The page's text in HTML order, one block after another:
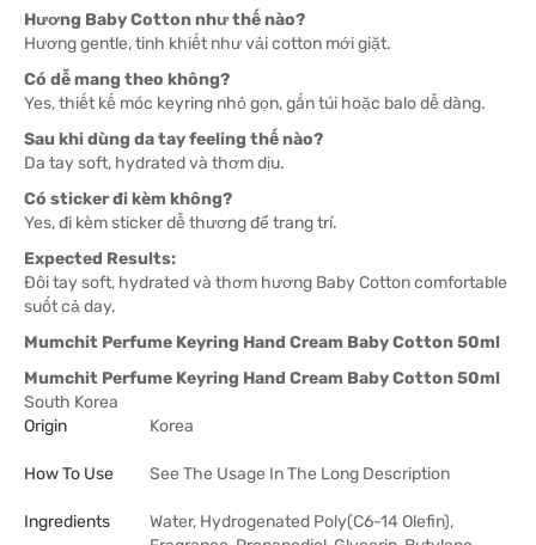
Hương Baby Cotton như thế nào?
Hương gentle, tinh khiết như vải cotton mới giặt.
Có dễ mang theo không?
Yes, thiết kế móc keyring nhỏ gọn, gắn túi hoặc balo dễ dàng.
Sau khi dùng da tay feeling thế nào?
Da tay soft, hydrated và thơm dịu.
Có sticker đi kèm không?
Yes, đi kèm sticker dễ thương để trang trí.
Expected Results:
Đôi tay soft, hydrated và thơm hương Baby Cotton comfortable
suốt cả day.
Mumchit Perfume Keyring Hand Cream Baby Cotton 50ml
Mumchit Perfume Keyring Hand Cream Baby Cotton 50ml
South Korea
Origin
Korea
How To Use See The Usage In The Long Description
Ingredients
Water, Hydrogenated Poly(C6-14 Olefin),